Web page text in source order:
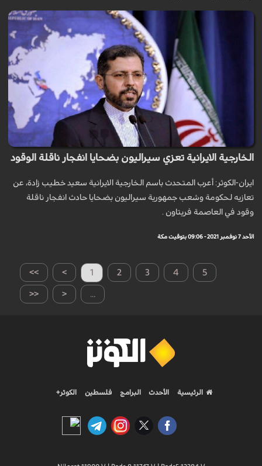
الخارجية الايرانية تعزي سيراليون بضحايا انفجار ناقلة الوقود
ايران-الكوثر: أعرب المتحدث باسم الخارجية الايرانية سعيد خطيب زادة، عن
تعازيه لحكومة وشعب جمهورية سيراليون بضحايا حادث انفجار ناقلة
وقود في العاصمة فريتاون .
الأحد 7 نوفمبر 2021 - 09:06 بتوقيت مكة
>> > 1 2 3 4 5
...
<
<<
الرئيسية الأحدث البرامج فلسطين الكوثر+